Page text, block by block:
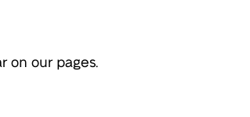
on our pages.